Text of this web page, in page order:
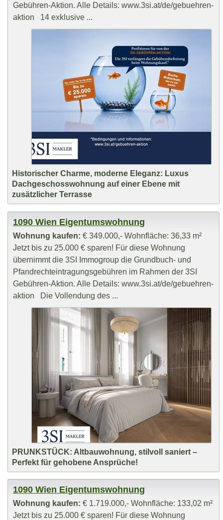
Gebühren-Aktion. Alle Details: www.3si.at/de/gebuehren-
aktion 14 exklusive ...
Historischer Charme, moderne Eleganz: Luxus
Dachgeschosswohnung auf einer Ebene mit
zusätzlicher Terrasse
1090 Wien Eigentumswohnung
Wohnung kaufen: € 349.000,- Wohnfläche: 36,33 m²
Jetzt bis zu 25.000 € sparen! Für diese Wohnung
übernimmt die 3SI Immogroup die Grundbuch- und
Pfandrechteintragungsgebühren im Rahmen der 3SI
Gebühren-Aktion. Alle Details: www.3si.at/de/gebuehren-
aktion Die Vollendung des ...
PRUNKSTÜCK: Altbauwohnung, stilvoll saniert –
Perfekt für gehobene Ansprüche!
1090 Wien Eigentumswohnung
Wohnung kaufen: € 1.719.000,- Wohnfläche: 133,02 m²
Jetzt bis zu 25.000 € sparen! Für diese Wohnung